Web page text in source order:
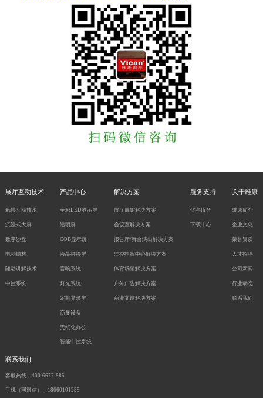
展厅互动技术
触摸互动技术
沉浸式大屏
数字沙盘
电动结构
随动讲解技术
中控系统
产品中心
全彩LED显示屏
透明屏
COB显示屏
液晶拼接屏
音响系统
灯光系统
定制异形屏
商显设备
无纸化办公
智能中控系统
解决方案
展厅展馆解决方案
会议室解决方案
报告厅/舞台演出解决方案
监控指挥中心解决方案
体育场馆解决方案
户外广告解决方案
商业文旅解决方案
服务支持
优享服务
下载中心
关于维康
维康简介
企业文化
荣誉资质
人才招聘
公司新闻
行业动态
联系我们
联系我们
客服热线：400-6677-885
手机（同微信）：18660101259